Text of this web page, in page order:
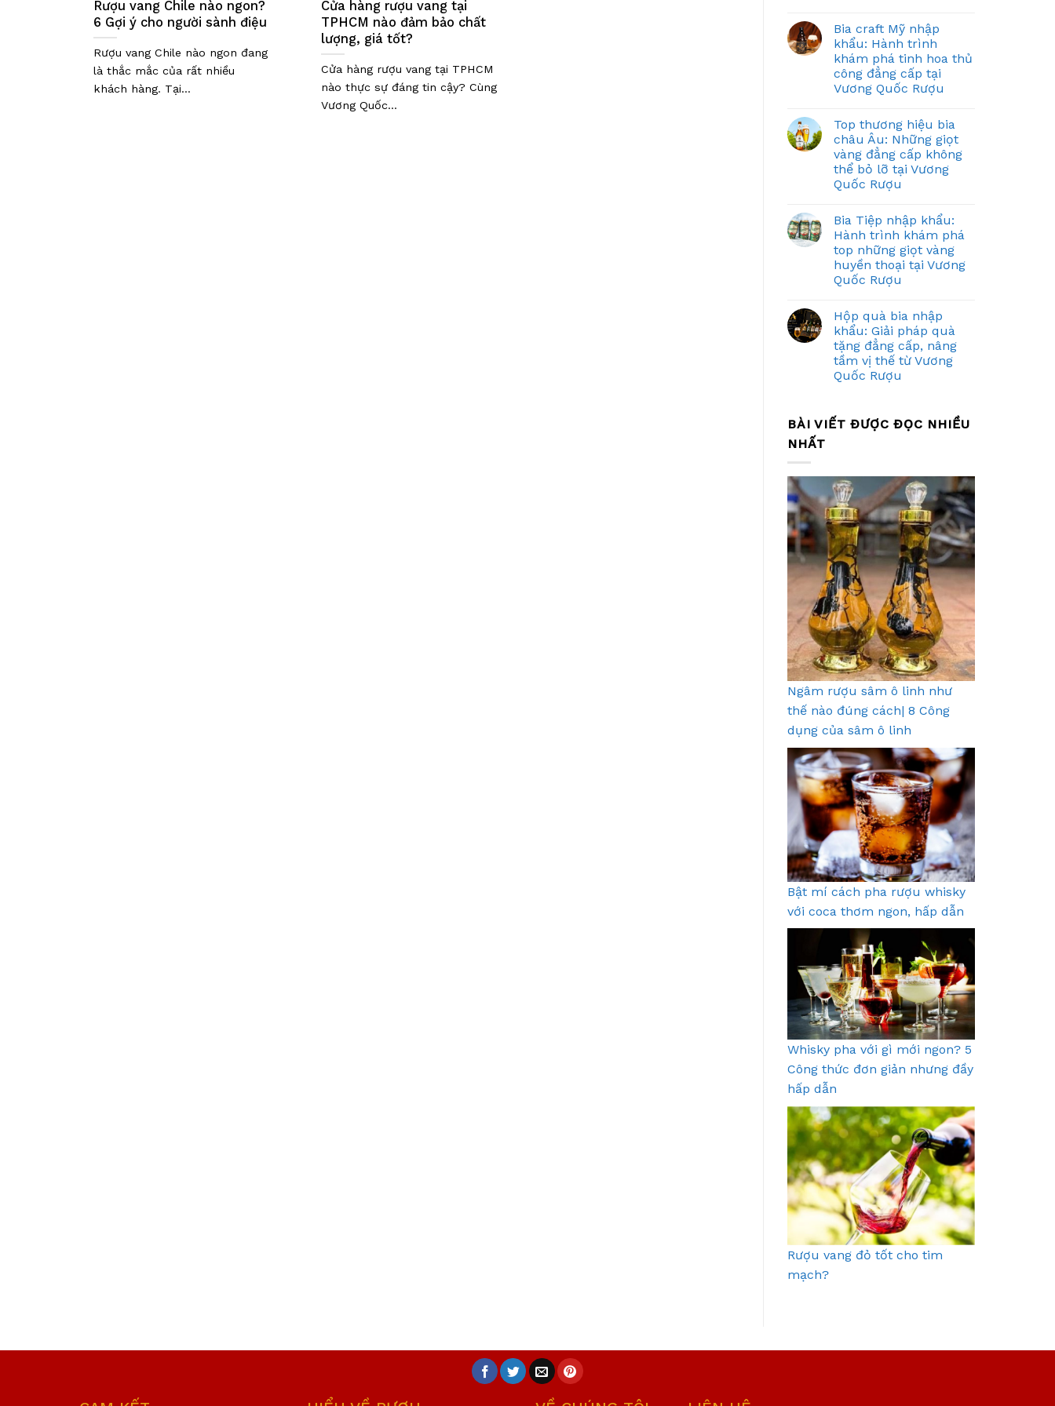
Rượu vang Chile nào ngon?
6 Gợi ý cho người sành điệu
Rượu vang Chile nào ngon đang
là thắc mắc của rất nhiều
khách hàng. Tại...
Cửa hàng rượu vang tại
TPHCM nào đảm bảo chất
lượng, giá tốt?
Cửa hàng rượu vang tại TPHCM
nào thực sự đáng tin cậy? Cùng
Vương Quốc...
Bia craft Mỹ nhập
khẩu: Hành trình
khám phá tinh hoa thủ
công đẳng cấp tại
Vương Quốc Rượu
Top thương hiệu bia
châu Âu: Những giọt
vàng đẳng cấp không
thể bỏ lỡ tại Vương
Quốc Rượu
Bia Tiệp nhập khẩu:
Hành trình khám phá
top những giọt vàng
huyền thoại tại Vương
Quốc Rượu
Hộp quà bia nhập
khẩu: Giải pháp quà
tặng đẳng cấp, nâng
tầm vị thế từ Vương
Quốc Rượu
BÀI VIẾT ĐƯỢC ĐỌC NHIỀU
NHẤT
Ngâm rượu sâm ô linh như
thế nào đúng cách| 8 Công
dụng của sâm ô linh
Bật mí cách pha rượu whisky
với coca thơm ngon, hấp dẫn
Whisky pha với gì mới ngon? 5
Công thức đơn giản nhưng đầy
hấp dẫn
Rượu vang đỏ tốt cho tim
mạch?